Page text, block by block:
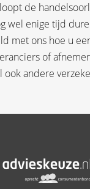
de
wel enige tijd
met ons hoe u
of
ook andere